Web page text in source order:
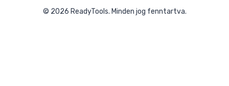
© 2026 ReadyTools. Minden jog fenntartva.